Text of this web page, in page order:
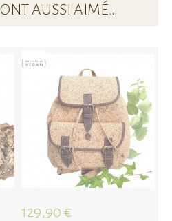
ONT AUSSI AIMÉ…
129,90 €